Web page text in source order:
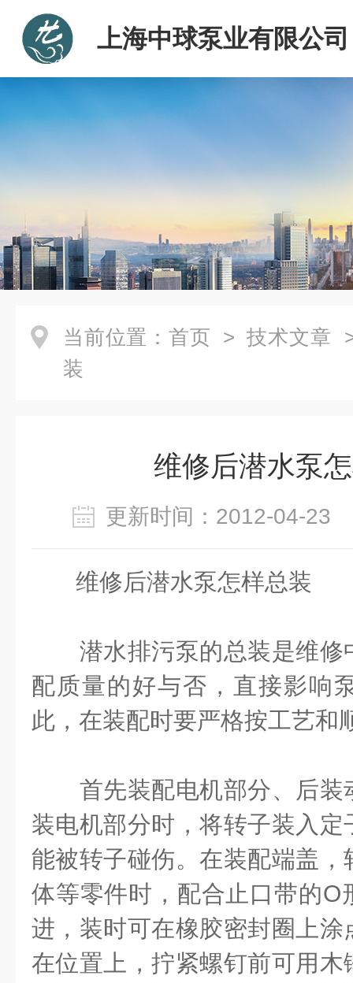
上海中球泵业有限公司
当前位置： 首页 > 技术文章
装
维修后潜水泵
更新时间：2012-04-
维修后潜水泵怎样总装
潜水排污泵的总装是维修
配质量的好与否，直接影响
此，在装配时要严格按工艺和
首先装配电机部分、后装
装电机部分时，将转子装入
能被转子碰伤。在装配端盖
体等零件时，配合止口带的O
进，装时可在橡胶密封圈上
在位置上，拧紧螺钉前可用